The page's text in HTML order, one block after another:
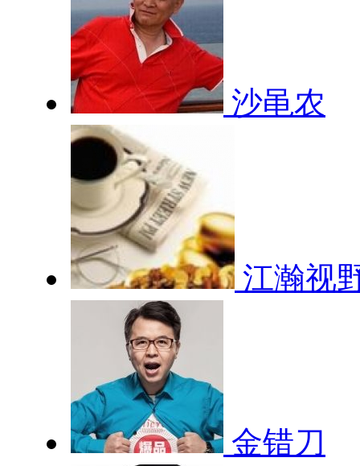
沙黾农
江瀚视
金错刀